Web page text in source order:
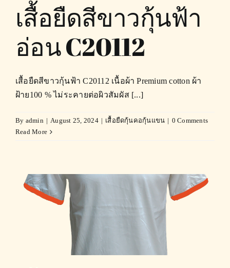
เสื้อยืดสีขาวกุ้นฟ้า
อ่อน C20112
เสื้อยืดสีขาวกุ้นฟ้า C20112 เนื้อผ้า Premium cotton ผ้า
ฝ้าย100 % ไม่ระคายต่อผิวสัมผัส [...]
By admin | August 25, 2024 | เสื้อยืดกุ้นคอกุ้นแขน | 0 Comments
Read More